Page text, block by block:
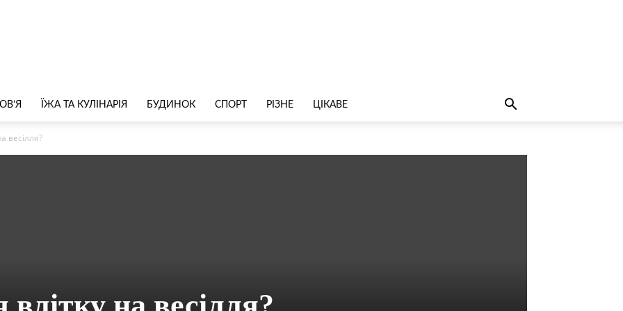
ЇЖА ТА КУЛІНАРІЯ БУДИНОК СПОРТ РІЗНЕ ЦІКАВЕ
весілля?